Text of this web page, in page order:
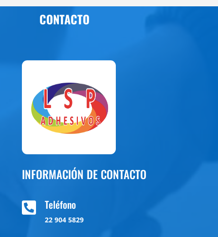
CONTACTO
INFORMACIÓN DE CONTACTO
 Teléfono
22 904 5829